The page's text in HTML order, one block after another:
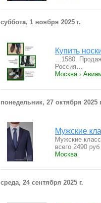
суббота, 1 ноября 2025 г.
Купить
…1580.
Россия…
Москва ›
понедельник, 27 октября 2025
Мужские
Мужские
всего 2490
Москва
среда, 24 сентября 2025 г.